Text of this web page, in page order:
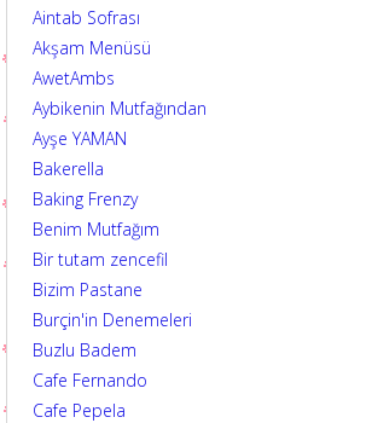
Aintab Sofrası
Akşam Menüsü
AwetAmbs
Aybikenin Mutfağından
Ayşe YAMAN
Bakerella
Baking Frenzy
Benim Mutfağım
Bir tutam zencefil
Bizim Pastane
Burçin'in Denemeleri
Buzlu Badem
Cafe Fernando
Cafe Pepela